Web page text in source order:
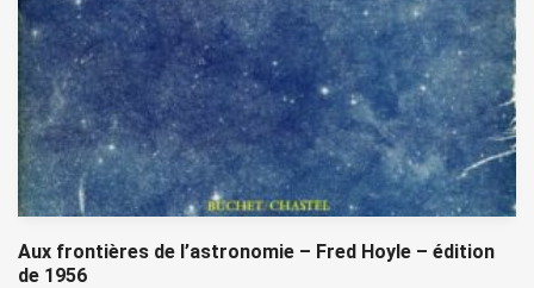
Aux frontières de l’astronomie – Fred Hoyle – édition
de 1956